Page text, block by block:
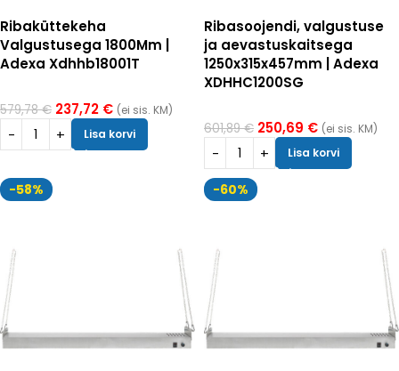
Ribaküttekeha
Valgustusega 1800Mm |
Adexa Xdhhb18001T
579,78€ 237,72 € (ei sis. KM)
Lisa korvi
Ribasoojendi, valgustuse
ja aevastuskaitsega
1250x315x457mm | Adexa
XDHHC1200SG
601,89€ 250,69 € (ei sis. KM)
Lisa korvi
-58% -60%